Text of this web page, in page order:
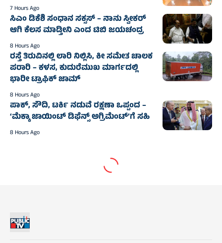
7 Hours Ago
ಸಿಎಂ ಡಿಕೆಶಿ ಸಂಧಾನ ಸಕ್ಸಸ್‌ – ನಾನು ಸ್ವೀಕರ್
ಆಗಿ ಕೆಲಸ ಮಾಡ್ತೀನಿ ಎಂದ ಟಿಬಿ ಜಯಚಂದ್ರ
8 Hours Ago
ರಸ್ತೆ ತಿರುವಿನಲ್ಲಿ ಲಾರಿ ನಿಲ್ಲಿಸಿ, ಕೀ ಸಮೇತ ಚಾಲಕ
ಪರಾರಿ – ಕಳಸ, ಕುದುರೆಮುಖ ಮಾರ್ಗದಲ್ಲಿ‌
ಭಾರೀ ಟ್ರಾಫಿಕ್‌ ಜಾಮ್
8 Hours Ago
ಪಾಕ್, ಸೌದಿ, ಟರ್ಕಿ ನಡುವೆ ರಕ್ಷಣಾ ಒಪ್ಪಂದ –
‘ಮೆಕ್ಕಾ ಜಾಯಿಂಟ್ ಡಿಫೆನ್ಸ್ ಅಗ್ರಿಮೆಂಟ್’ಗೆ ಸಹಿ
8 Hours Ago